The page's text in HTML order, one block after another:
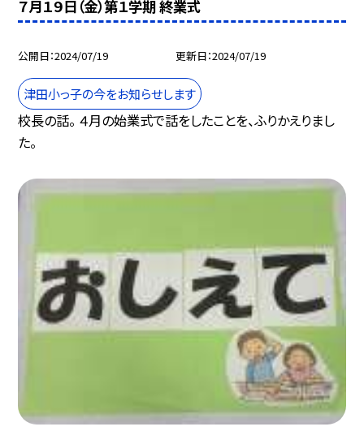
７月１９日（金）第１学期 終業式
公開日 2024/07/19 更新日 2024/07/19
津田小っ子の今をお知らせします
校長の話。 ４月の始業式で話をしたことを、ふりかえりまし
た。